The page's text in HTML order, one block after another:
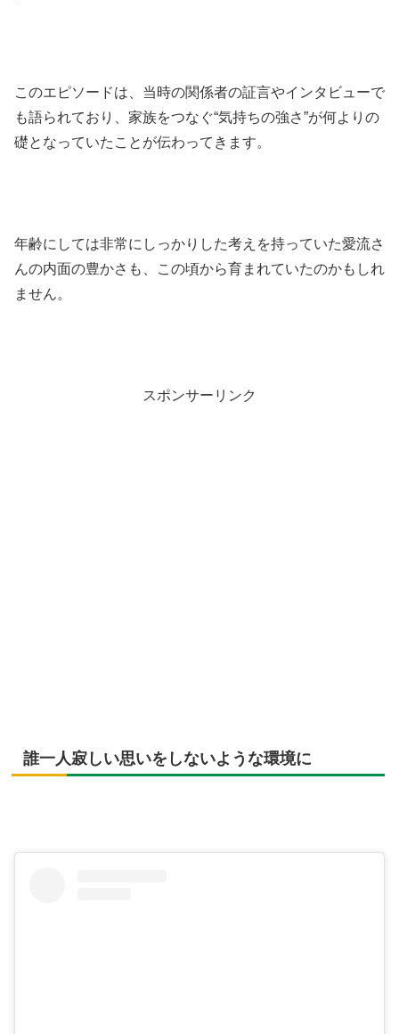
このエピソードは、当時の関係者の証言やインタビューで
も語られており、家族をつなぐ“気持ちの強さ”が何よりの
礎となっていたことが伝わってきます。
年齢にしては非常にしっかりした考えを持っていた愛流さ
んの内面の豊かさも、この頃から育まれていたのかもしれ
ません。
スポンサーリンク
誰一人寂しい思いをしないような環境に